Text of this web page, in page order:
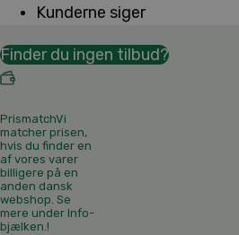
Kunderne siger
Finder du ingen tilbud?
PrismatchVi
matcher prisen,
hvis du finder en
af vores varer
billigere på en
anden dansk
webshop. Se
mere under Info-
bjælken.!